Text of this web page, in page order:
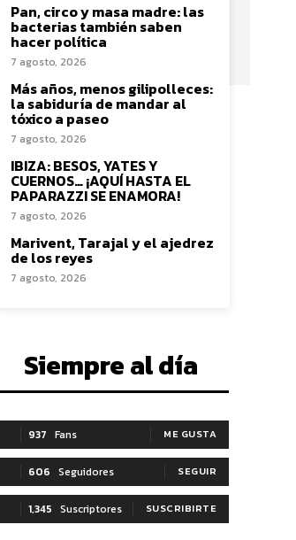
Pan, circo y masa madre: las
bacterias también saben
hacer política
7 agosto, 2026
Más años, menos gilipolleces:
la sabiduría de mandar al
tóxico a paseo
7 agosto, 2026
IBIZA: BESOS, YATES Y
CUERNOS… ¡AQUÍ HASTA EL
PAPARAZZI SE ENAMORA!
7 agosto, 2026
Marivent, Tarajal y el ajedrez
de los reyes
7 agosto, 2026
Siempre al día
937 Fans ME GUSTA
606 Seguidores SEGUIR
1,345 Suscriptores SUSCRIBIRTE